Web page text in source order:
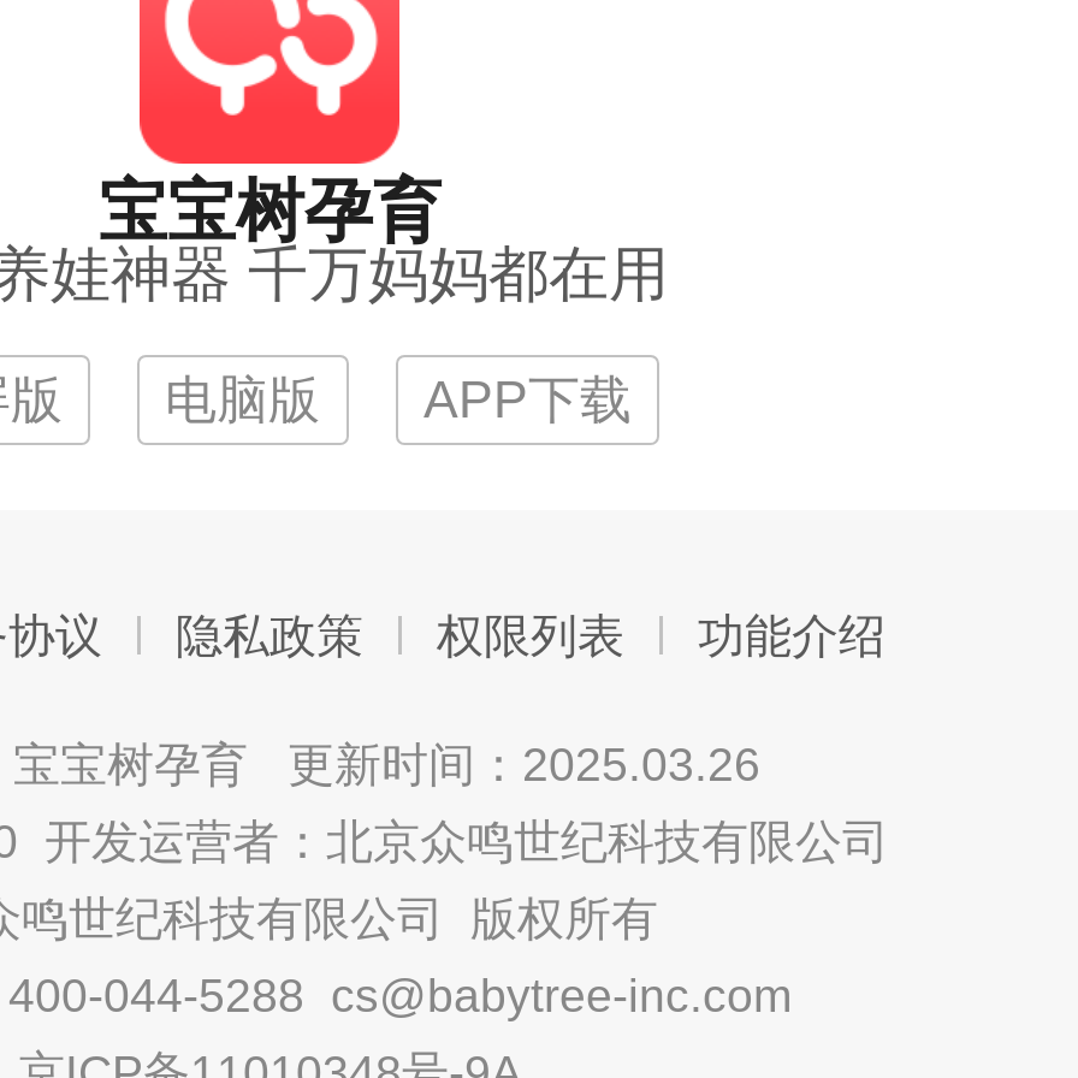
宝宝树孕育
娃神器 千万妈妈都在用
电脑版 APP下载
议 隐私政策 权限列表 功能介绍
宝宝树孕育 更新时间：2025.03.26
开发运营者：北京众鸣世纪科技有限公司
鸣世纪科技有限公司 版权所有
044-5288 cs@babytree-inc.com